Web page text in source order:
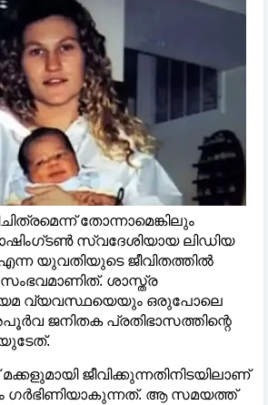
തോന്നാമെങ്കിലും
സ്വദേശിയായ ലിഡിയ
യുവതിയുടെ ജീവിതത്തില്‍
സംഭവമാണിത്. ശാസ്ത്ര
വ്യവസ്ഥയെയും ഒരുപോലെ
ജനിതക പ്രതിഭാസത്തിന്റെ
ജീവിക്കുന്നതിനിടയിലാണ്
ഗർഭിണിയാകുന്നത്. ആ സമയത്ത്